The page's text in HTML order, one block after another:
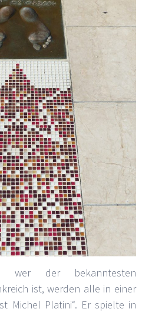
wer der bekanntesten
ist, werden alle in einer
Michel Platini“. Er spielte in